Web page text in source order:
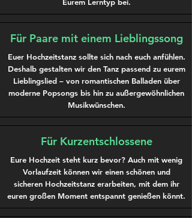
Für Paare mit einem Lieblingssong
Euer Hochzeitstanz sollte sich nach euch anfühlen.
Deshalb gestalten wir den Tanz passend zu eurem
Lieblingslied – von romantischen Balladen über
moderne Popsongs bis hin zu außergewöhnlichen
Musikwünschen.
Für Kurzentschlossene
Eure Hochzeit steht kurz bevor? Auch mit wenig
Vorlaufzeit können wir einen schönen und
sicheren Hochzeitstanz erarbeiten, mit dem ihr
euren großen Moment entspannt genießen könnt.